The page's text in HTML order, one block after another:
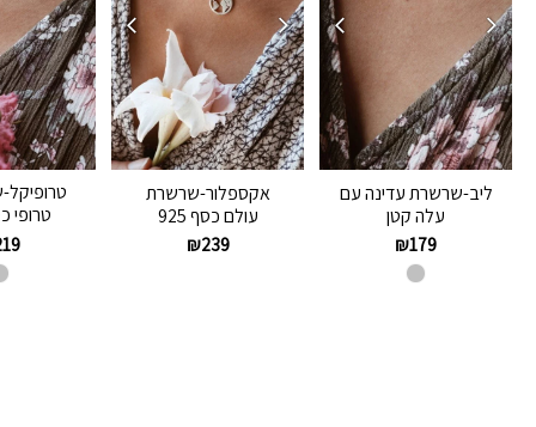
ליב-שרשרת עדינה עם
עלה קטן
₪179
אקספלור-שרשרת
עולם כסף 925
₪239
טרופי